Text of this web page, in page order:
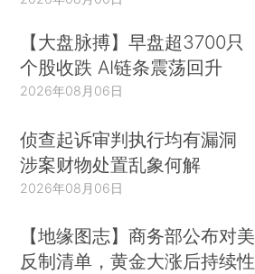
【大盘脉搏】早盘超3700只
个股收跌 AI链条震荡回升
2026年08月06日
侦查起诉审判执行均有漏洞
涉案财物处置乱象何解
2026年08月06日
【地缘图志】商务部公布对美
反制清单，黄金大涨后持续性